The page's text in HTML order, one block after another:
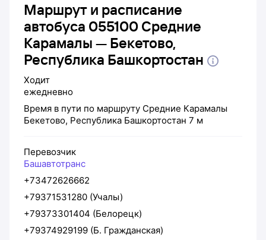
Маршрут и расписание
автобуса 055100 Средние
Карамалы — Бекетово,
Республика Башкортостан
Ходит
ежедневно
Время в пути по маршруту Средние Карамалы
Бекетово, Республика Башкортостан 7 м
Перевозчик
Башавтотранс
+73472626662
+79371531280 (Учалы)
+79373301404 (Белорецк)
+79374929199 (Б. Гражданская)